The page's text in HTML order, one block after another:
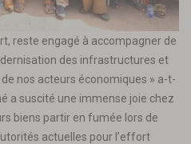
reste engagé à accompagner de
des infrastructures et
nos acteurs économiques » a-t-
a suscité une immense joie chez
biens partir en fumée lors de
actuelles pour l’effort